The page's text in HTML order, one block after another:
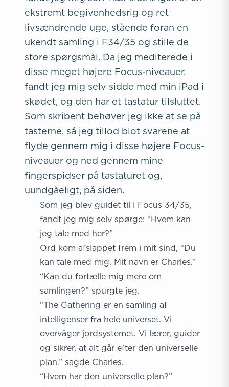
ekstremt begivenhedsrig og ret
livsændrende uge, stående foran en
ukendt samling i F34/35 og stille de
store spørgsmål. Da jeg mediterede i
disse meget højere Focus-niveauer,
fandt jeg mig selv sidde med min iPad i
skødet, og den har et tastatur tilsluttet.
Som skribent behøver jeg ikke at se på
tasterne, så jeg tillod blot svarene at
flyde gennem mig i disse højere Focus-
niveauer og ned gennem mine
fingerspidser på tastaturet og,
uundgåeligt, på siden.
Som jeg blev guidet til i Focus 34/35,
fandt jeg mig selv spørge: “Hvem kan
jeg tale med her?”
Ord kom afslappet frem i mit sind, “Du
kan tale med mig. Mit navn er Charles.”
“Kan du fortælle mig mere om
samlingen?” spurgte jeg.
“The Gathering er en samling af
intelligenser fra hele universet. Vi
overvåger jordsystemet. Vi lærer, guider
og sikrer, at alt går efter den universelle
plan.” sagde Charles.
“Hvem har den universelle plan?”